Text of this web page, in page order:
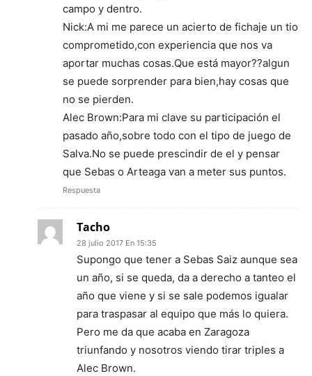
campo y dentro.
Nick:A mi me parece un acierto de fichaje un tio
comprometido,con experiencia que nos va
aportar muchas cosas.Que está mayor??algun
se puede sorprender para bien,hay cosas que
no se pierden.
Alec Brown:Para mi clave su participación el
pasado año,sobre todo con el tipo de juego de
Salva.No se puede prescindir de el y pensar
que Sebas o Arteaga van a meter sus puntos.
Respuesta
Tacho
28 julio 2017 En 15:35
Supongo que tener a Sebas Saiz aunque sea
un año, si se queda, da a derecho a tanteo el
año que viene y si se sale podemos igualar
para traspasar al equipo que más lo quiera.
Pero me da que acaba en Zaragoza
triunfando y nosotros viendo tirar triples a
Alec Brown.